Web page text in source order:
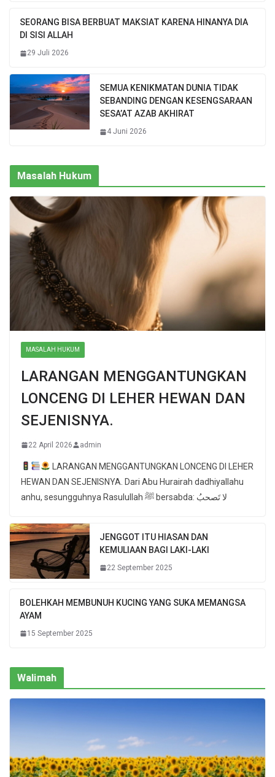
SEORANG BISA BERBUAT MAKSIAT KARENA HINANYA DIA
DI SISI ALLAH
29 Juli 2026
SEMUA KENIKMATAN DUNIA TIDAK
SEBANDING DENGAN KESENGSARAAN
SESA’AT AZAB AKHIRAT
4 Juni 2026
Masalah Hukum
MASALAH HUKUM
LARANGAN MENGGANTUNGKAN
LONCENG DI LEHER HEWAN DAN
SEJENISNYA.
22 April 2026 admin
LARANGAN MENGGANTUNGKAN LONCENG DI LEHER
HEWAN DAN SEJENISNYA. Dari Abu Hurairah dadhiyallahu
anhu, sesungguhnya Rasulullah ﷺ bersabda: لا تَصحبُ
JENGGOT ITU HIASAN DAN
KEMULIAAN BAGI LAKI-LAKI
22 September 2025
BOLEHKAH MEMBUNUH KUCING YANG SUKA MEMANGSA
AYAM
15 September 2025
Walimah